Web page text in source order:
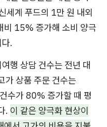
세계 푸드의 1만 원 내외
비 15% 증가해 소비 양극
.​
행 상담 건수는 전년 대
가 상품 주문 건수는
수가 80% 증가할 때 평
. 이 같은 양극화 현상이